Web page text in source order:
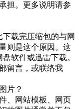
担。更多说明请参
载完压缩包的与网
则是这个原因。这
软件或迅雷下载。
留言，或联络我
片？
、网站模板、网页